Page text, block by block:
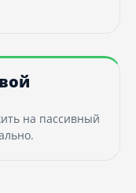
на пассивный